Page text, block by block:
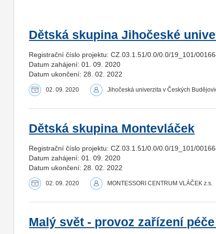
Dětská skupina Jihočeské
Registrační číslo projektu: CZ.03.1.51/0.0/0.0/19_101/
Datum zahájení: 01. 09. 2020
Datum ukončení: 28. 02. 2022
02. 09. 2020 Jihočeská univerzita v Českých
Dětská skupina Montevláček
Registrační číslo projektu: CZ.03.1.51/0.0/0.0/19_101/
Datum zahájení: 01. 09. 2020
Datum ukončení: 28. 02. 2022
02. 09. 2020 MONTESSORI CENTRUM VLÁČEK z.s.
Malý svět - provoz zařízení